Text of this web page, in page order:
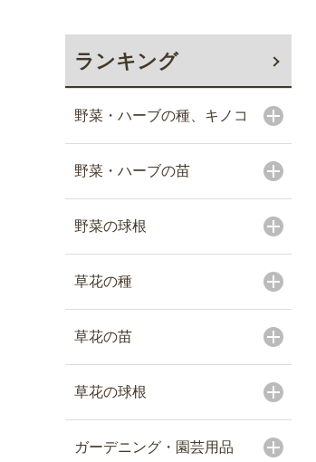
ランキング
野菜・ハーブの種、キノコ
野菜・ハーブの苗
野菜の球根
草花の種
草花の苗
草花の球根
ガーデニング・園芸用品